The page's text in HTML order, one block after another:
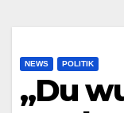
NEWS POLITIK
„Du